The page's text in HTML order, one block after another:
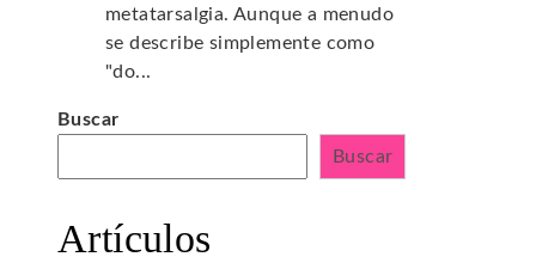
metatarsalgia. Aunque a menudo
se describe simplemente como
"do...
Buscar
Buscar
Artículos